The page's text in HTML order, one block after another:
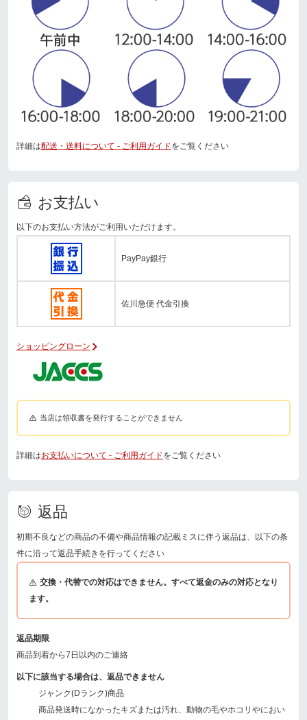
詳細は配送・送料について - ご利用ガイドをご覧ください
お支払い
以下のお支払い方法がご利用いただけます。
PayPay銀行
佐川急便 代金引換
ショッピングローン
当店は領収書を発行することができません
詳細はお支払いについて - ご利用ガイドをご覧ください
返品
初期不良などの商品の不備や商品情報の記載ミスに伴う返品は、以下の条
件に沿って返品手続きを行ってください
交換・代替での対応はできません。すべて返金のみの対応となり
ます。
返品期限
商品到着から7日以内のご連絡
以下に該当する場合は、返品できません
ジャンク(Dランク)商品
商品発送時になかったキズまたは汚れ、動物の毛やホコリやにおい